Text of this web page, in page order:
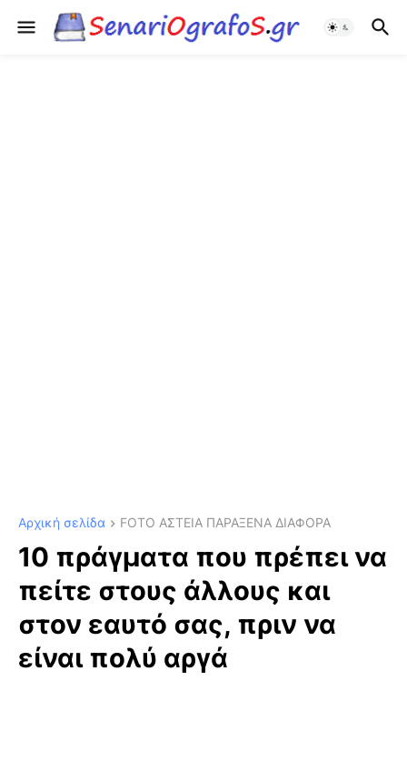
Αρχική σελίδα FOTO ΑΣΤΕΙΑ ΠΑΡΑΞΕΝΑ ΔΙΑΦΟΡΑ
10 πράγματα που πρέπει να
πείτε στους άλλους και
στον εαυτό σας, πριν να
είναι πολύ αργά